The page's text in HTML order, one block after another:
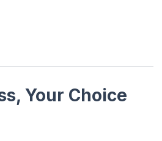
Your Choice